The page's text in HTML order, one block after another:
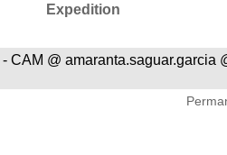
Expedition
CAM @ amaranta.saguar.garcia